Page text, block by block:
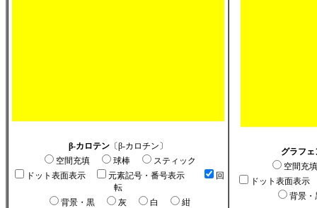
β-カロテン 〔β-カロチン〕
空間充填
球棒
スティック
ドット表面表示
元素記号・番号表示
回
転
背景・黒
灰 白 紺
グラフェ
空間
ドット表面表示
背景